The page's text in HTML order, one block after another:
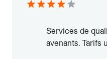
Services de
avenants. Tarifs